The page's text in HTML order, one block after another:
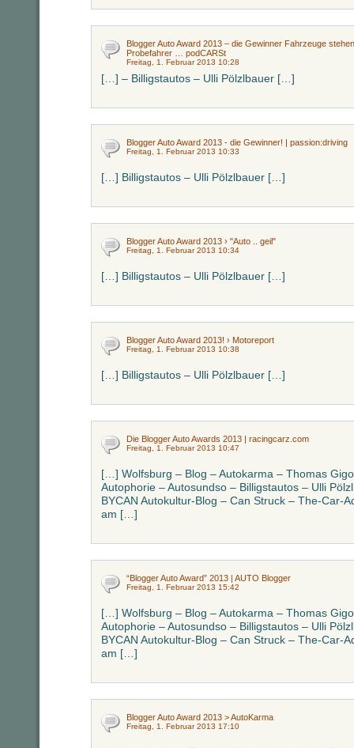
Blogger Auto Award 2013 – die Gewinner Fahrzeuge
Probefahrer … podCARSt
Freitag, 1. Februar 2013 10:28
[…] – Billigstautos – Ulli Pölzlbauer […]
Blogger Auto Award 2013 - die Gewinner! | passion:driving
Freitag, 1. Februar 2013 10:33
[…] Billigstautos – Ulli Pölzlbauer […]
Blogger Auto Award 2013 › "Auto .. geil"
Freitag, 1. Februar 2013 10:34
[…] Billigstautos – Ulli Pölzlbauer […]
Blogger Auto Award 2013! › Motoreport
Freitag, 1. Februar 2013 10:38
[…] Billigstautos – Ulli Pölzlbauer […]
Die Blogger Auto Awards 2013 | racingcarz.com
Freitag, 1. Februar 2013 10:47
[…] Wolfsburg – Blog – Autokarma – Thomas
Autophorie – Autosundso – Billigstautos – Ulli
BYCAN Autokultur-Blog – Can Struck – The-Car-
am […]
“Blogger Auto Award” 2013 | AUTO Blogger
Freitag, 1. Februar 2013 15:42
[…] Wolfsburg – Blog – Autokarma – Thomas
Autophorie – Autosundso – Billigstautos – Ulli
BYCAN Autokultur-Blog – Can Struck – The-Car-
am […]
Blogger Auto Award 2013 > AutoKarma
Freitag, 1. Februar 2013 17:10